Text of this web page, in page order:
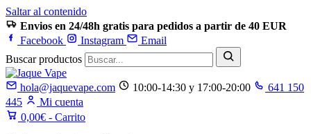
Saltar al contenido
Envios en 24/48h gratis para pedidos a partir de 40 EUR
Facebook
Instagram
Email
Buscar productos
hola@jaquevape.com 10:00-14:30 y 17:00-20:00
641 150
445
Mi cuenta
0,00€ - Carrito